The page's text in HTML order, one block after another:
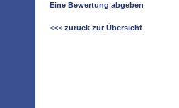
Eine Bewertung abgeben
<<< zurück zur Übersicht